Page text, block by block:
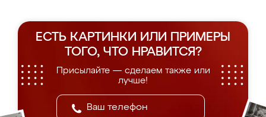
ЕСТЬ КАРТИНКИ ИЛИ ПРИМЕРЫ
ТОГО, ЧТО НРАВИТСЯ?
Присылайте — сделаем также или
лучше!